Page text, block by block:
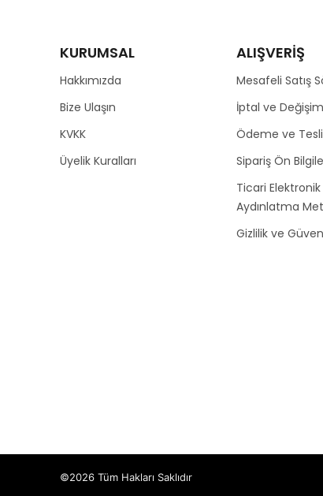
KURUMSAL
Hakkımızda
Bize Ulaşın
KVKK
Üyelik Kuralları
ALIŞVERİŞ
Mesafeli Satış
İptal ve
Ödeme ve
Sipariş Ön
Ticari
Aydınlatma
Gizlilik ve
©2026 Tüm Hakları Saklıdır